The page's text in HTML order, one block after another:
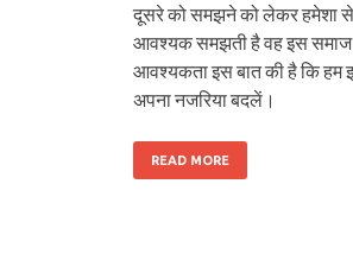
दूसरे को समझने को लेकर हमेशा
आवश्यक समझती है वह इस
आवश्यकता इस बात की है कि हम
अपना नजरिया बदलें।
READ MORE